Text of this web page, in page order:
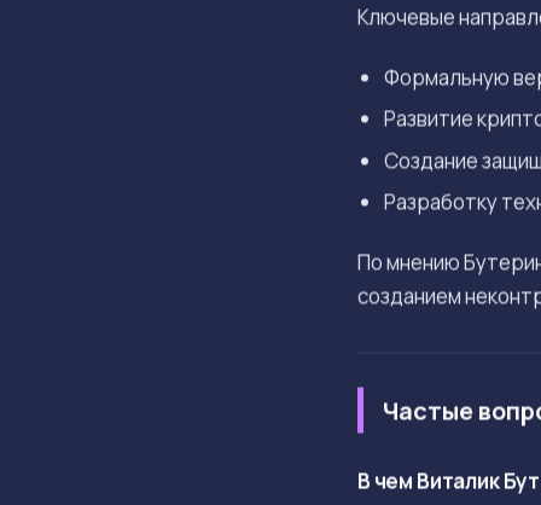
Ключевые
Формальную
Развитие
Создание
Разработку
По мнению
созданием
Частые
В чем Виталик